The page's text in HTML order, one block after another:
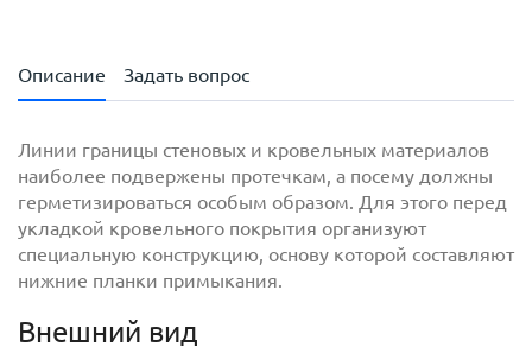
Описание Задать вопрос
Линии границы стеновых и кровельных материалов
наиболее подвержены протечкам, а посему должны
герметизироваться особым образом. Для этого перед
укладкой кровельного покрытия организуют
специальную конструкцию, основу которой составляют
нижние планки примыкания.
Внешний вид